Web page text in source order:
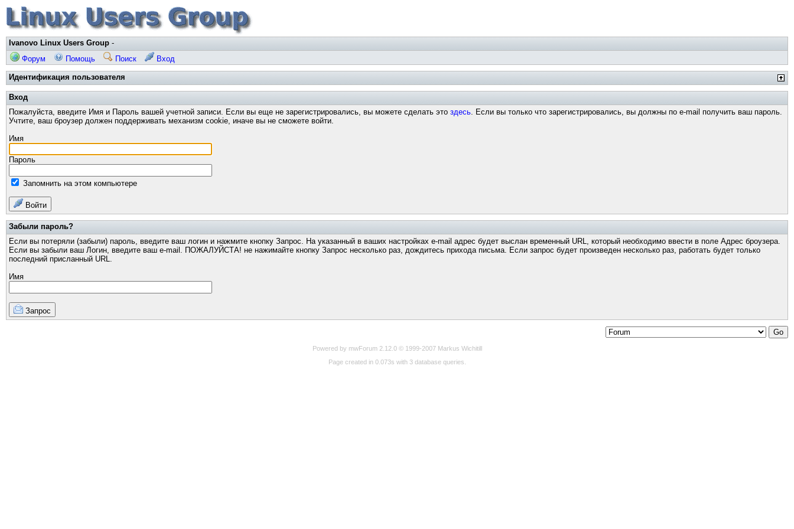
Ivanovo Linux Users Group -
Форум
Помощь Поиск Вход
Идентификация пользователя
Вход
Пожалуйста, введите Имя и Пароль вашей учетной записи. Если вы еще не зарегистрировались, вы можете сделать это здесь. Если вы только что зарегистрировались, вы должны по e-mail получить ваш пароль.
Учтите, ваш броузер должен поддерживать механизм cookie, иначе вы не сможете войти.
Имя
Пароль
Запомнить на этом компьютере
Войти
Забыли пароль?
Если вы потеряли (забыли) пароль, введите ваш логин и нажмите кнопку Запрос. На указанный в ваших настройках e-mail адрес будет выслан временный URL, который необходимо ввести в поле Адрес броузера.
Если вы забыли ваш Логин, введите ваш e-mail. ПОЖАЛУЙСТА! не нажимайте кнопку Запрос несколько раз, дождитесь прихода письма. Если запрос будет произведен несколько раз, работать будет только
последний присланный URL.
Имя
Запрос
Powered by mwForum 2.12.0 © 1999-2007 Markus Wichitill
Page created in 0.073s with 3 database queries.